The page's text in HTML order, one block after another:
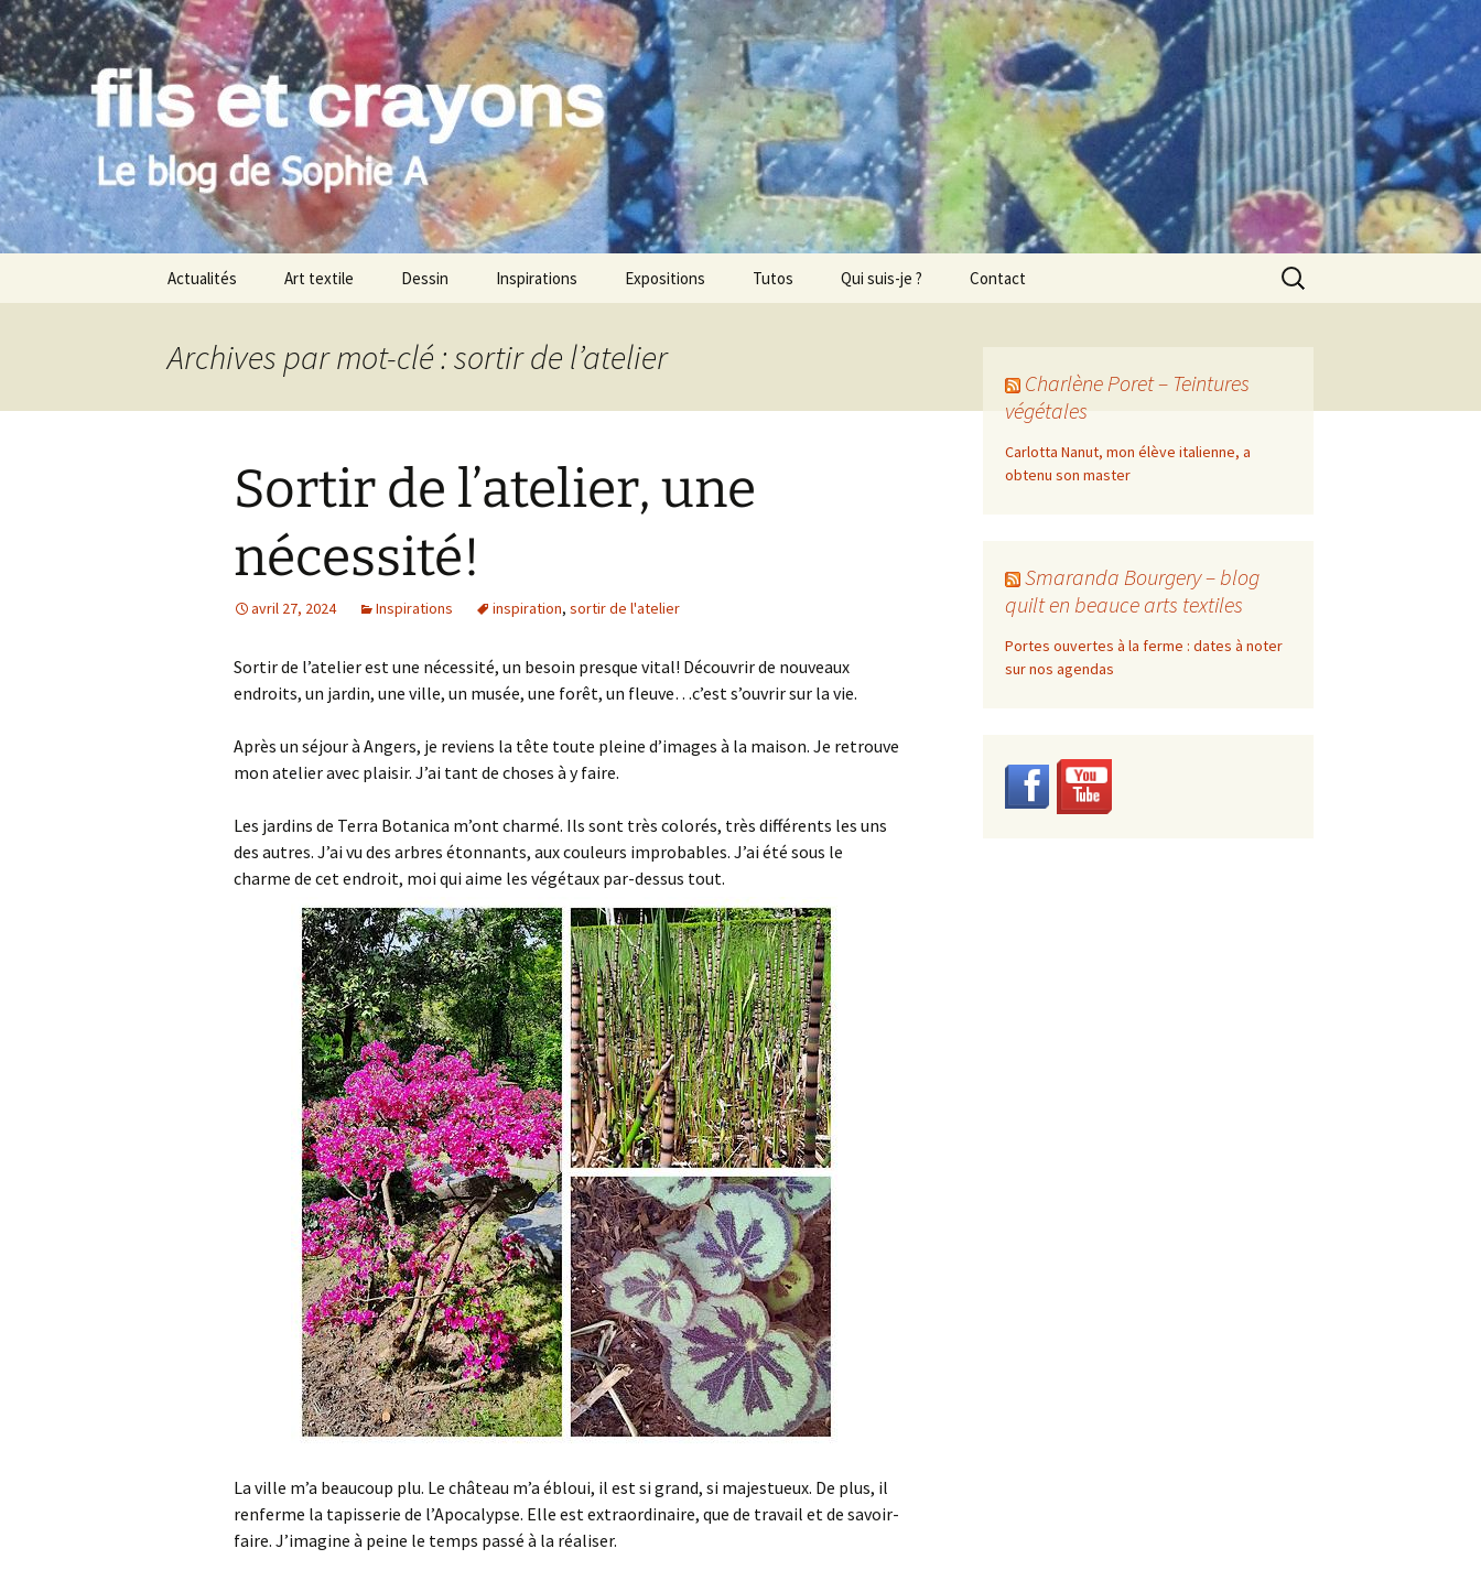
Aller
au
contenu
filsetcrayons
Le blog de Sophie A
Actualités Art textile Dessin Inspirations Expositions Tutos Qui suis-je ? Contact
Rechercher :
Archives par mot-clé : sortir de l’atelier
Sortir de l’atelier, une
nécessité!
avril 27, 2024 Inspirations inspiration, sortir de l'atelier
Sortir de l’atelier est une nécessité, un besoin presque vital! Découvrir de nouveaux
endroits, un jardin, une ville, un musée, une forêt, un fleuve…c’est s’ouvrir sur la vie.
Après un séjour à Angers, je reviens la tête toute pleine d’images à la maison. Je retrouve
mon atelier avec plaisir. J’ai tant de choses à y faire.
Les jardins de Terra Botanica m’ont charmé. Ils sont très colorés, très différents les uns
des autres. J’ai vu des arbres étonnants, aux couleurs improbables. J’ai été sous le
charme de cet endroit, moi qui aime les végétaux par-dessus tout.
La ville m’a beaucoup plu. Le château m’a ébloui, il est si grand, si majestueux. De plus, il
renferme la tapisserie de l’Apocalypse. Elle est extraordinaire, que de travail et de savoir-
faire. J’imagine à peine le temps passé à la réaliser.
Charlène Poret – Teintures
végétales
Carlotta Nanut, mon élève italienne, a
obtenu son master
Smaranda Bourgery – blog
quilt en beauce arts textiles
Portes ouvertes à la ferme : dates à noter
sur nos agendas